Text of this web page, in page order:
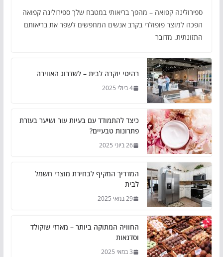
ספירולינה קפואה – מהפך בריאותי במטבח שלך ספירולינה קפואה
הפכה למוצר פופולרי בקרב אנשים המחפשים לשפר את בריאותם
התזונתית. מדובר
רהיטי יוקרה לבית – לשדרוג האווירה
4 ביולי 2025
כיצד להתמודד עם בעיות עור ושיער בעזרת
פתרונות טבעיים?
26 ביוני 2025
המדריך המקיף לבחירת מוצרי חשמל
לבית
29 במאי 2025
החוויה המתוקה ביותר – מארזי שוקולד
וסדנאות
3 במאי 2025